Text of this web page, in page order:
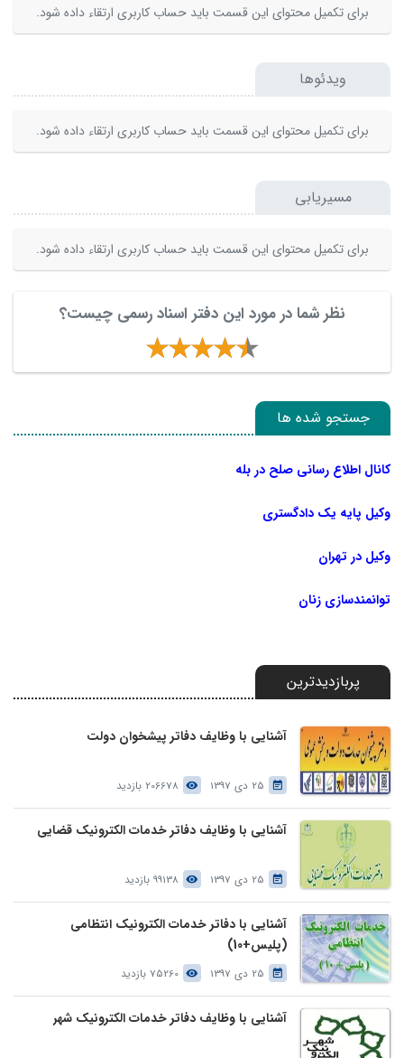
برای تکمیل محتوای این قسمت باید حساب کاربری ارتقاء داده شود.
ویدئوها
برای تکمیل محتوای این قسمت باید حساب کاربری ارتقاء داده شود.
مسیریابی
برای تکمیل محتوای این قسمت باید حساب کاربری ارتقاء داده شود.
نظر شما در مورد این دفتر اسناد رسمی چیست؟
جستجو شده ها
کانال اطلاع رسانی صلح در بله
وکیل پایه یک دادگستری
وکیل در تهران
توانمندسازی زنان
پربازدیدترین
آشنایی با وظایف دفاتر پیشخوان دولت
25 دی 1397 206678 بازدید
آشنایی با وظایف دفاتر خدمات الکترونیک قضایی
25 دی 1397 99138 بازدید
آشنایی با دفاتر خدمات الکترونیک انتظامی
(پلیس+10)
25 دی 1397 75260 بازدید
آشنایی با وظایف دفاتر خدمات الکترونیک شهر